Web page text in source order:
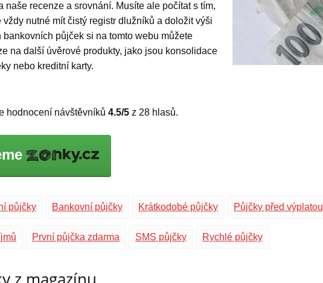
naše recenze a srovnání. Musíte ale počítat s tím,
nutné mít čistý registr dlužníků a doložit výši
půjček si na tomto webu můžete
na další úvěrové produkty, jako jsou konsolidace
nebo kreditní karty.
hodnocení návštěvníků 4.5/5 z 28 hlasů.
půjčky Bankovní půjčky Krátkodobé půjčky Půjčky před výplatou
První půjčka zdarma SMS půjčky Rychlé půjčky